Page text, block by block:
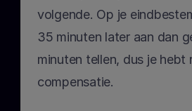
volgende. Op je
35 minuten later aan dan
minuten tellen, dus je hebt
compensatie.